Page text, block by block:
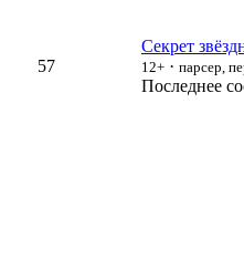
57
Секрет
12+ · парсер,
Последнее